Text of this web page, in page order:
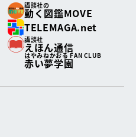
講談社の
動く図鑑MOVE
TELEMAGA.net
講談社
えほん通信
はやみねかおる FAN CLUB
赤い夢学園